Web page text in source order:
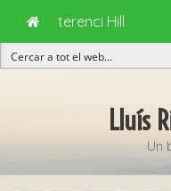
Lluís
Un
terenci Hill